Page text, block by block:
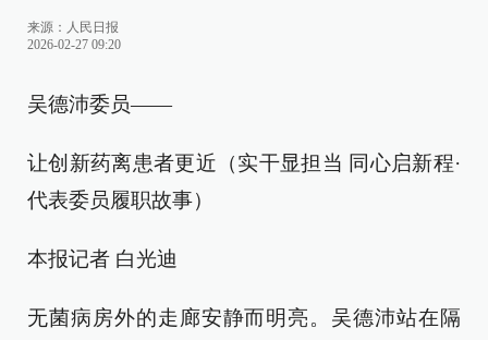
来源： 人民日报
2026-02-27 09:20
吴德沛委员——
让创新药离患者更近（实干显担当 同心启新程·
代表委员履职故事）
本报记者 白光迪
无菌病房外的走廊安静而明亮。吴德沛站在隔